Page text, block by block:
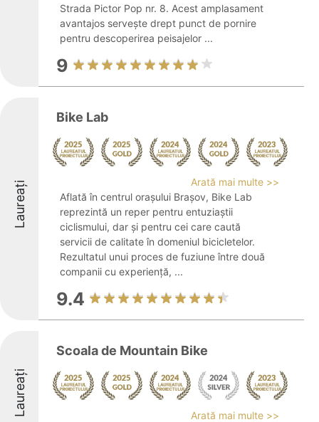
Strada Pictor Pop nr. 8. Acest amplasament
avantajos servește drept punct de pornire
pentru descoperirea peisajelor ...
9
Laureați
Bike Lab
Arată mai multe >>
Aflată în centrul orașului Brașov, Bike Lab
reprezintă un reper pentru entuziaștii
ciclismului, dar și pentru cei care caută
servicii de calitate în domeniul bicicletelor.
Rezultatul unui proces de fuziune între două
companii cu experiență, ...
9.4
Laureați
Scoala de Mountain Bike
Arată mai multe >>